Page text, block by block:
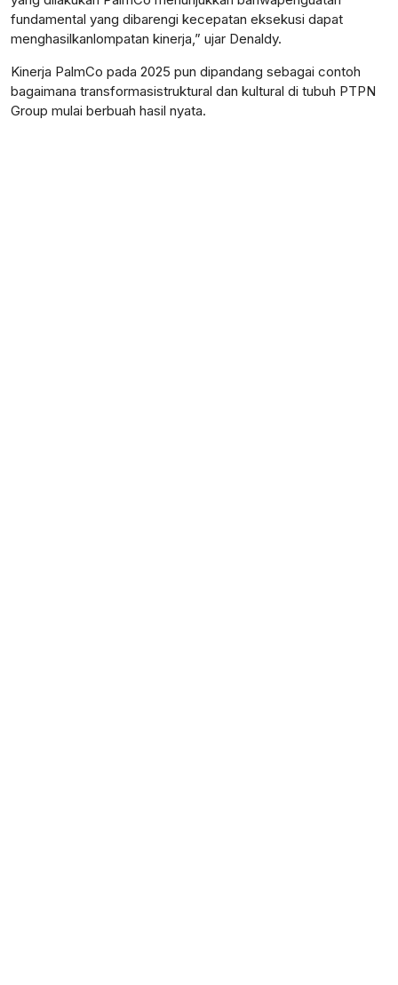
fundamental yang dibarengi kecepatan eksekusi dapat
menghasilkanlompatan kinerja,” ujar Denaldy.
Kinerja PalmCo pada 2025 pun dipandang sebagai contoh
bagaimana transformasistruktural dan kultural di tubuh PTPN
Group mulai berbuah hasil nyata.